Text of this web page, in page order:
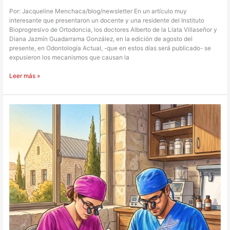
Por: Jacqueline Menchaca/blog/newsletter En un artículo muy
interesante que presentaron un docente y una residente del Instituto
Bioprogresivo de Ortodoncia, los doctores Alberto de la Llata Villaseñor y
Diana Jazmín Guadarrama González, en la edición de agosto del
presente, en Odontología Actual, -que en estos días será publicado- se
expusieron los mecanismos que causan la
Leer más »
simposio
internacional
sobre
medicina
forense
y
los
desafíos
de